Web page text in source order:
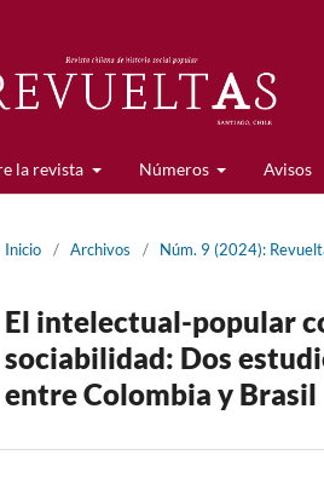
la revista Números Avisos
Inicio / Archivos / Núm. 9 (2024):
El intelectual-popular
sociabilidad: Dos
entre Colombia y Brasil